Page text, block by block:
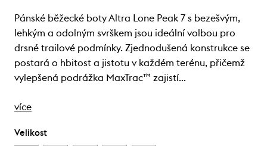
Pánské běžecké boty Altra Lone Peak 7 s bezešvým,
lehkým a odolným svrškem jsou ideální volbou pro
drsné trailové podmínky. Zjednodušená konstrukce se
postará o hbitost a jistotu v každém terénu, přičemž
vylepšená podrážka MaxTrac™ zajistí…
více
Velikost